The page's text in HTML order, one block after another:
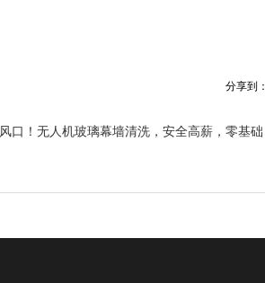
分享到：
口！无人机玻璃幕墙清洗，安全高薪，零基础